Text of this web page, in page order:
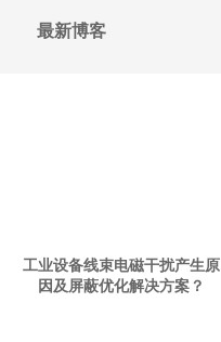
最新博客
工业设备线束电磁干扰产生原
因及屏蔽优化解决方案？